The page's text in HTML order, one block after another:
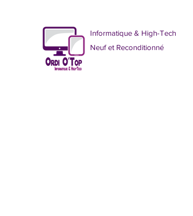
Informatique & High-Tech
Neuf et Reconditionné